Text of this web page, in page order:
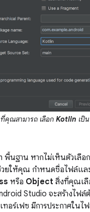
คุณสามารถ เลือก Kotlin เป็น
พื้นฐาน หากไม่เห็นตัวเลือ
ยให้คุณ กำหนดชื่อไฟล์แล
หรือ Object สิ่งที่คุณเลื
Studio จะสร้างไฟ
ทอร์เฟซ มีการประกาศในไ